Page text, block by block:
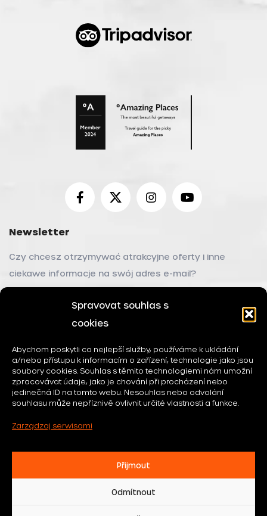
Spravovat souhlas s
cookies
Abychom poskytli co nejlepší služby, používáme k ukládání
a/nebo přístupu k informacím o zařízení, technologie jako jsou
soubory cookies. Souhlas s těmito technologiemi nám umožní
zpracovávat údaje, jako je chování při procházení nebo
jedinečná ID na tomto webu. Nesouhlas nebo odvolání
souhlasu může nepříznivě ovlivnit určité vlastnosti a funkce.
Zarządzaj serwisami
Přijmout
Odmítnout
Newsletter
Czy chcesz otrzymywać atrakcyjne oferty i inne
ciekawe informacje na swój adres e-mail?
Wyrażam zgodę na przetwarzanie danych
osobowych
felicityhotels.cz ©2026